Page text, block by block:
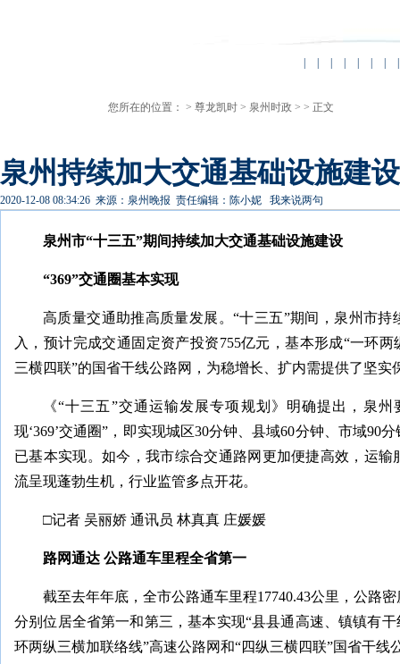
您所在的位置： > 尊龙凯时 > 泉州时政 > > 正文
泉州持续加大交通基础设施建
2020-12-08 08:34:26 来源：泉州晚报 责任编辑：陈小妮 我来说两句
泉州市“十三五”期间持续加大交通基础设施建设
“369”交通圈基本实现
高质量交通助推高质量发展。“十三五”期间，泉州市持
入，预计完成交通固定资产投资755亿元，基本形成“一环
三横四联”的国省干线公路网，为稳增长、扩内需提供了坚实
《“十三五”交通运输发展专项规划》明确提出，泉
现‘369’交通圈”，即实现城区30分钟、县域60分钟、市域90
已基本实现。如今，我市综合交通路网更加便捷高效，运输
流呈现蓬勃生机，行业监管多点开花。
□记者 吴丽娇 通讯员 林真真 庄媛媛
路网通达 公路通车里程全省第一
截至去年年底，全市公路通车里程17740.43公里，公路
分别位居全省第一和第三，基本实现“县县通高速、镇镇有
环两纵三横加联络线”高速公路网和“四纵三横四联”国省干线